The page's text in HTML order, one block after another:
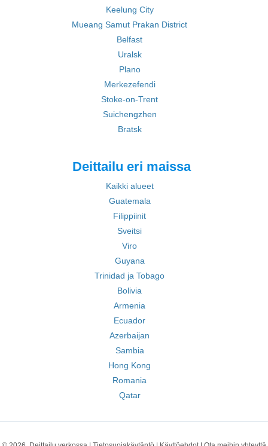
Keelung City
Mueang Samut Prakan District
Belfast
Uralsk
Plano
Merkezefendi
Stoke-on-Trent
Suichengzhen
Bratsk
Deittailu eri maissa
Kaikki alueet
Guatemala
Filippiinit
Sveitsi
Viro
Guyana
Trinidad ja Tobago
Bolivia
Armenia
Ecuador
Azerbaijan
Sambia
Hong Kong
Romania
Qatar